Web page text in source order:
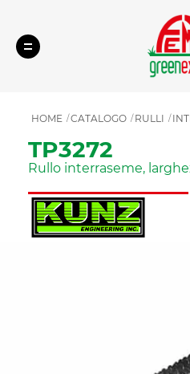
HOME CATALOGO RULLI
TP3272
Rullo interraseme,